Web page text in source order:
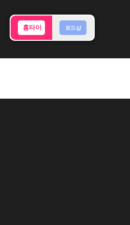
홈타이 로드샵